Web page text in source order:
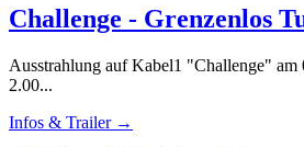
Challenge - Grenzenlos
Ausstrahlung auf Kabel1 "Challenge" am
2.00...
Infos & Trailer →